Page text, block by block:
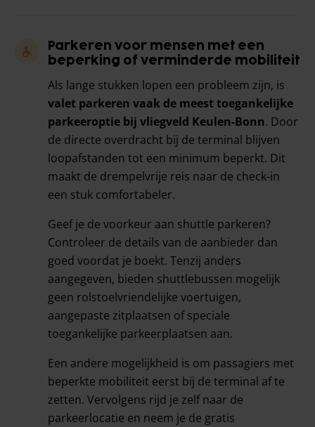
Parkeren voor mensen met een
beperking of verminderde mobiliteit
Als lange stukken lopen een probleem zijn, is
valet parkeren vaak de meest toegankelijke
parkeeroptie bij vliegveld Keulen-Bonn. Door
de directe overdracht bij de terminal blijven
loopafstanden tot een minimum beperkt. Dit
maakt de drempelvrije reis naar de check-in
een stuk comfortabeler.
Geef je de voorkeur aan shuttle parkeren?
Controleer de details van de aanbieder dan
goed voordat je boekt. Tenzij anders
aangegeven, bieden shuttlebussen mogelijk
geen rolstoelvriendelijke voertuigen,
aangepaste zitplaatsen of speciale
toegankelijke parkeerplaatsen aan.
Een andere mogelijkheid is om passagiers met
beperkte mobiliteit eerst bij de terminal af te
zetten. Vervolgens rijd je zelf naar de
parkeerlocatie en neem je de gratis